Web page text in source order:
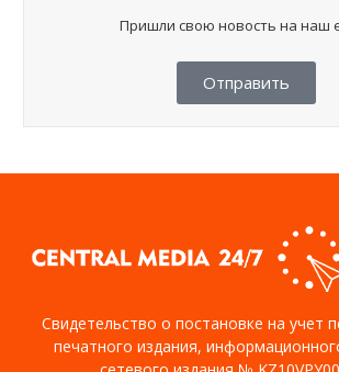
Пришли свою новость на наш
Отправить
Свидетельство о постановке на учет
печатного издания,